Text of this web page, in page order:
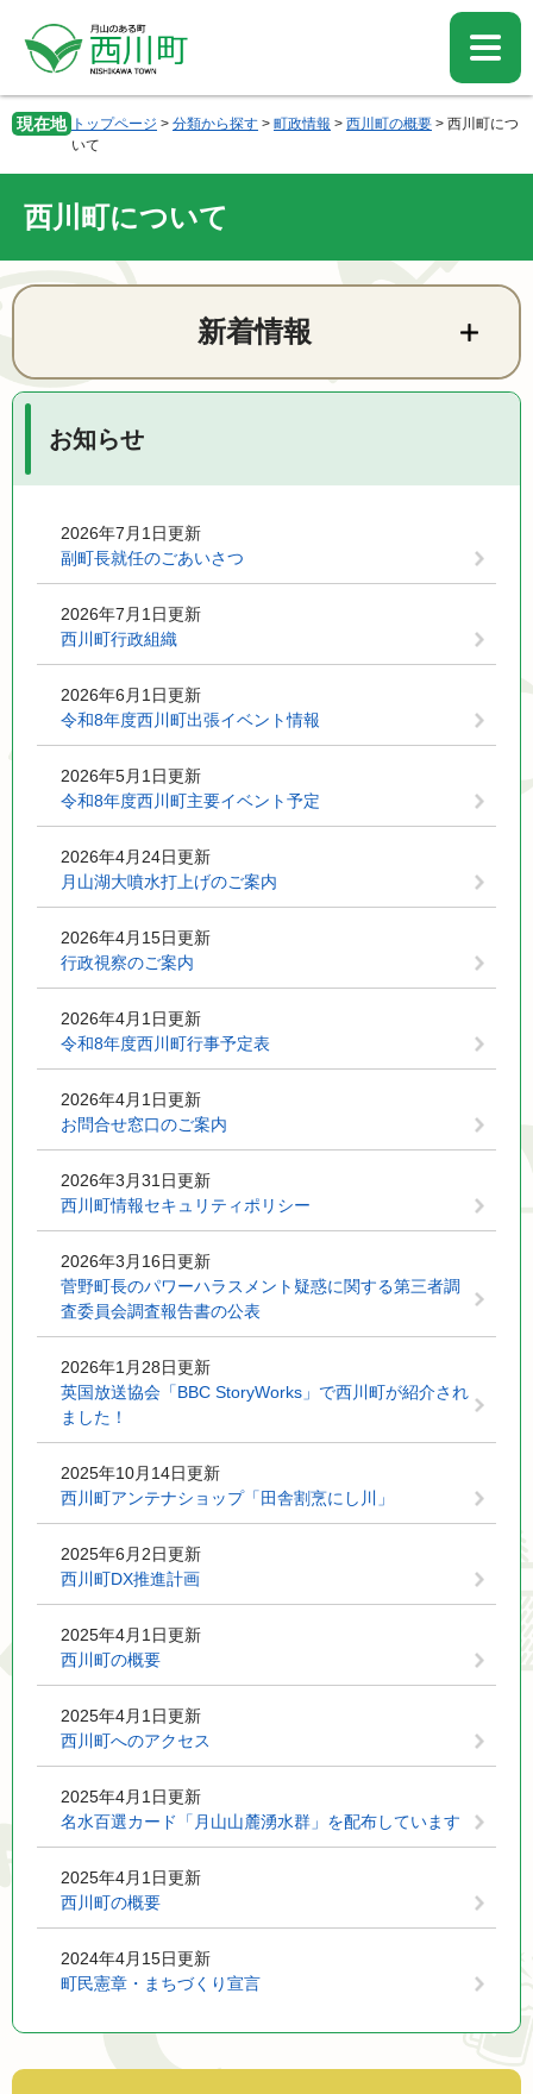
先
頭
を
飛
文
現在地 トップページ > 分類から探す > 町政情報 > 西川町の概要 > 西川町につ
いて
西川町について
本
新着情報
お知らせ
2026年7月1日更新
副町長就任のごあいさつ
2026年7月1日更新
西川町行政組織
2026年6月1日更新
令和8年度西川町出張イベント情報
2026年5月1日更新
令和8年度西川町主要イベント予定
2026年4月24日更新
月山湖大噴水打上げのご案内
2026年4月15日更新
行政視察のご案内
2026年4月1日更新
令和8年度西川町行事予定表
2026年4月1日更新
お問合せ窓口のご案内
2026年3月31日更新
西川町情報セキュリティポリシー
2026年3月16日更新
菅野町長のパワーハラスメント疑惑に関する第三者調
査委員会調査報告書の公表
2026年1月28日更新
英国放送協会「BBC StoryWorks」で西川町が紹介され
ました！
2025年10月14日更新
西川町アンテナショップ「田舎割烹にし川」
2025年6月2日更新
西川町DX推進計画
2025年4月1日更新
西川町の概要
2025年4月1日更新
西川町へのアクセス
2025年4月1日更新
名水百選カード「月山山麓湧水群」を配布しています
2025年4月1日更新
西川町の概要
2024年4月15日更新
町民憲章・まちづくり宣言